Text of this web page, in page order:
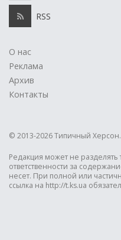
RSS
О нас
Реклама
Архив
Контакты
© 2013-2026 Типичный Херсон.
Редакция может не разделять
ответственности за
несет. При полной или
ссылка на http://t.ks.ua